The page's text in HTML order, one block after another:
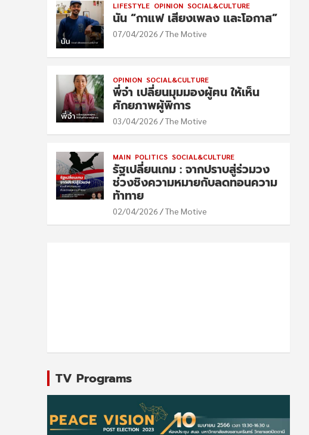
LIFESTYLE OPINION SOCIAL&CULTURE
นัน “กาแฟ เสียงเพลง และโอกาส”
07/04/2026 The Motive
OPINION SOCIAL&CULTURE
พี่จ๋า เปลี่ยนมุมมองผู้ฅน ให้เห็น
ศักยภาพผู้พิการ
03/04/2026 The Motive
MAIN POLITICS SOCIAL&CULTURE
รัฐเปลี่ยนเกม : จากปราบสู่ร่วมวง
ช่วงชิงความหมายกับลดทอนความ
ท้าทาย
02/04/2026 The Motive
TV Programs